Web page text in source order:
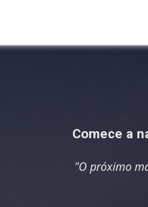
Comece a
"O próximo